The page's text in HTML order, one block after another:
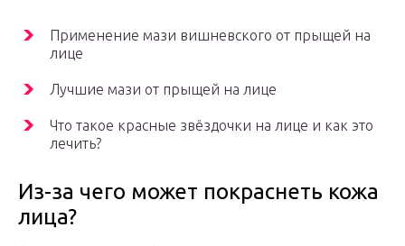
Применение мази вишневского от прыщей на
лице
Лучшие мази от прыщей на лице
Что такое красные звёздочки на лице и как это
лечить?
Из-за чего может покраснеть кожа
лица?